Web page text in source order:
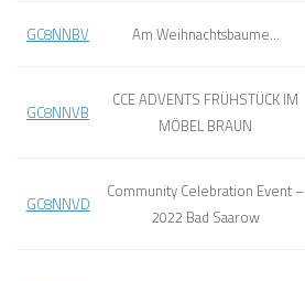
GC8NNBV Am Weihnachtsbaume…
GC8NNVB
CCE ADVENTS FRÜHSTÜCK IM
MÖBEL BRAUN
GC8NNVD
Community Celebration Event –
2022 Bad Saarow